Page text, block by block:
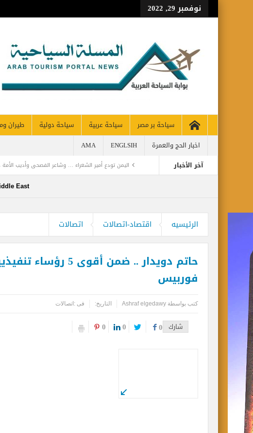
نوفمبر 29, 2022
سياحة بر مصر سياحة عربية سياحة دولية طيران
اخبار الحج والعمرة
ENGLSIH
AMA
آخر الأخبار
اليمن تودع أمير الشعراء … وشاعر الفصحى وأديب الأمة
TO REACH 65% OF PRE-PANDEMIC LEVELS
مطارات دبي تتوقع زيادة استثنائية في أعداد المسافرين بنهاية
كأس العالم وحتى لا تضيع الحقوق..انتبهوا مصر هي
المواقع الأثرية والمتاحف المصرية تشهد إقبالًا
East
الرئيسيه اقتصاد-اتصالات اتصالات
فوربيس
كتب بواسطة Ashraf elgedawy التاريخ: فى : اتصالات
شارك 0
0
0